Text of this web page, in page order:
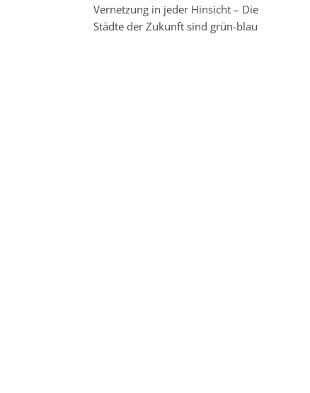
Vernetzung in jeder Hinsicht – Die
Städte der Zukunft sind grün-blau